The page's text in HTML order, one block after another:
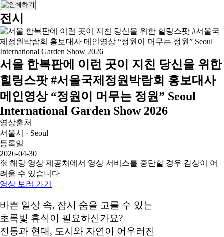
전시
서울 한복판에 이런 곳이 지친 당신을 위한
힐링스팟 #서울국제정원박람회 홍보대사
메인영상 “정원이 머무는 정원” Seoul
International Garden Show 2026
영상출처
서울시 · Seoul
등록일
2026-04-30
※ 해당 영상 제공처에서 영상 서비스를 중단할 경우 감상이 어
려울 수 있습니다
영상 보러 가기
바쁜 일상 속, 잠시 숨을 고를 수 있는
초록빛 휴식이 필요하신가요?
전통과 현대, 도시와 자연이 어우러진